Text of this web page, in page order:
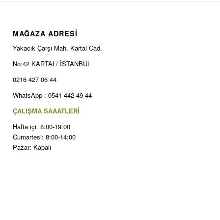
MAĞAZA ADRESİ
Yakacık Çarşı Mah. Kartal Cad.
No:42 KARTAL/ İSTANBUL
0216 427 06 44
WhatsApp : 0541 442 49 44
ÇALIŞMA SAAATLERİ
Hafta içi: 8:00-19:00
Cumartesi: 8:00-14:00
Pazar: Kapalı